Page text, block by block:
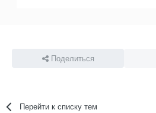
Поделиться
Перейти к списку тем